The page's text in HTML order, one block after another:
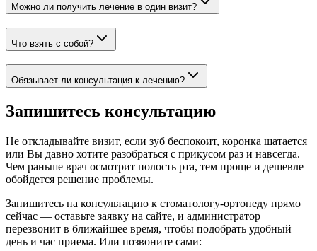
Можно ли получить лечение в один визит?
Что взять с собой?
Обязывает ли консультация к лечению?
Запишитесь консультацию
Не откладывайте визит, если зуб беспокоит, коронка шатается
или Вы давно хотите разобраться с прикусом раз и навсегда.
Чем раньше врач осмотрит полость рта, тем проще и дешевле
обойдется решение проблемы.
Запишитесь на консультацию к стоматологу-ортопеду прямо
сейчас — оставьте заявку на сайте, и администратор
перезвонит в ближайшее время, чтобы подобрать удобный
день и час приема. Или позвоните сами: